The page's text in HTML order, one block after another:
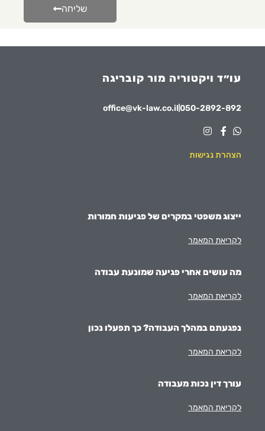
שליחה
עו״ד ויקטוריה מור קובריגה
050-2892-892
office@vk-law.co.il
הצהרת נגישות
ייצוג משפטי במקרים של פגיעות חמורות
לקריאת המאמר
מה עושים אחרי פגיעה שמונעת עבודה
לקריאת המאמר
נפגעתם במהלך העבודה? כך תפעלו נכון
לקריאת המאמר
עורך דין נכות מעבודה
לקריאת המאמר